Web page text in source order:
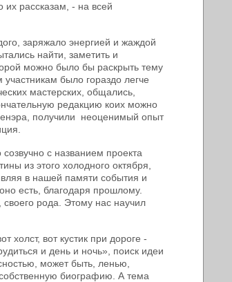
их рассказам, - на всей
заряжало энергией и жаждой
найти, заметить и
можно было бы раскрыть тему
было гораздо легче
мастерских, общались,
редакцию коих можно
получили неоценимый опыт
с названием проекта
из этого холодного октября,
в нашей памяти события и
есть, благодаря прошлому.
своего рода. Этому нас научил
холст, вот кустик при дороге -
и день и ночь», поиск идеи
может быть, ленью,
биографию. А тема